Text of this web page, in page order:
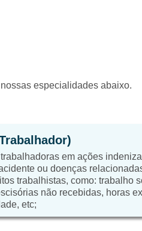
especialidades abaixo.
em ações
ou doenças
trabalhistas, como: trabalho
não recebidas, horas
etc;